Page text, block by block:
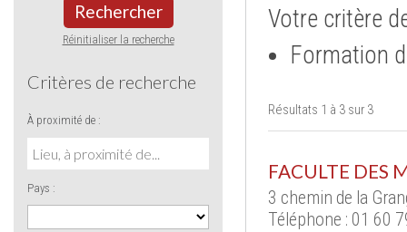
Rechercher
Réinitialiser la recherche
Critères de recherche
À proximité de :
Pays :
Votre critère
Formation
Résultats 1 à 3 sur 3
FACULTE DES
3 chemin de la
Téléphone : 01 60